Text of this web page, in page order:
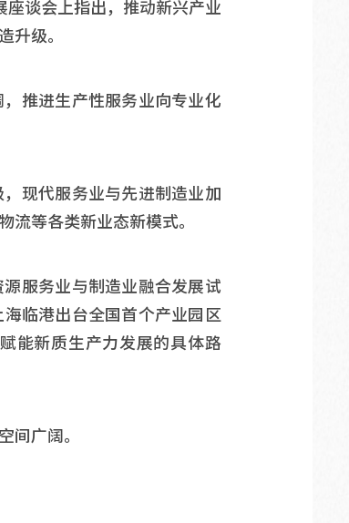
谈会上指出，推动新兴产业
升级。
推进生产性服务业向专业化
现代服务业与先进制造业加
流等各类新业态新模式。
服务业与制造业融合发展试
临港出台全国首个产业园区
能新质生产力发展的具体路
间广阔。